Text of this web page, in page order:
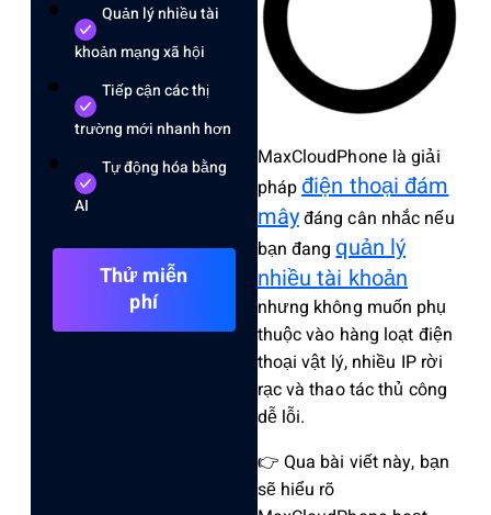
Quản lý nhiều tài
khoản mạng xã hội
Tiếp cận các thị
trường mới nhanh hơn
Tự động hóa bằng
AI
Thử miễn
phí
MaxCloudPhone là giải
phápđiện thoại đám
mâyđáng cân nhắc nếu
bạn đangquản lý
nhiều tài khoản
nhưng không muốn phụ
thuộc vào hàng loạt điện
thoại vật lý, nhiều IP rời
rạc và thao tác thủ công
dễ lỗi.
👉 Qua bài viết này, bạn
sẽ hiểu rõ